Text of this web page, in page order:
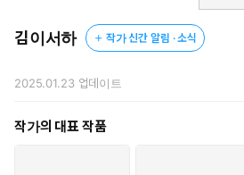
김이서하 작가 신간 알림 · 소식
2025.01.23업데이트
작가의 대표 작품